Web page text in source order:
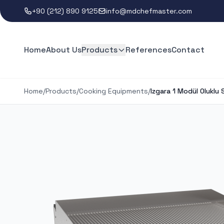
+90 (212) 890 9125 info@mdchefmaster.com
HomeAbout UsProducts ReferencesContact
Home/Products/Cooking Equipments/Izgara 1 Modül Oluklu